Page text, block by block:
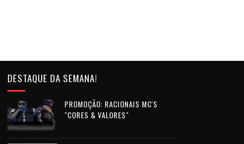
DESTAQUE DA SEMANA!
PROMOÇÃO: RACIONAIS MC'S
"CORES & VALORES"